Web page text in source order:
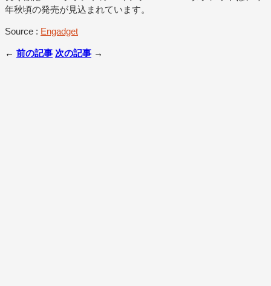
年秋頃の発売が見込まれています。
Source : Engadget
← 前の記事 次の記事 →